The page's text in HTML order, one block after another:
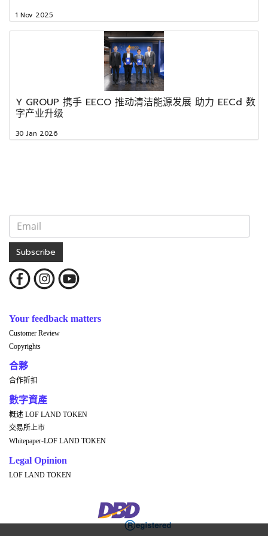
1 Nov 2025
Y GROUP 携手 EECO 推动清洁能源发展 助力 EECd 数
字产业升级
30 Jan 2026
Subscribe
Your feedback matters
Customer Review
Copyrights
合夥
合作折扣
數字資產
概述 LOF LAND TOKEN
交易所上市
Whitepaper-LOF LAND TOKEN
Legal Opinion
LOF LAND TOKEN